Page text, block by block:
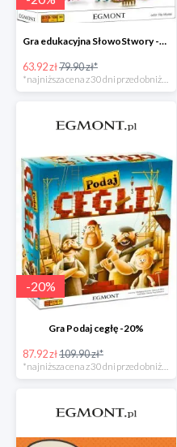
Gra edukacyjna SłowoStwory -20%
63.92 zł79.90 zł*
-20%
Gra Podaj cegłę -20%
87.92 zł109.90 zł*
*najniższa cena z 30 dni przed obniżką